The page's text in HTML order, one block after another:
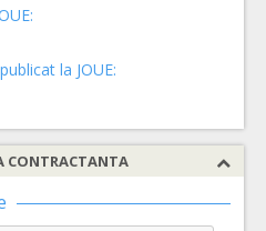
la JOUE:
CONTRACTANTA